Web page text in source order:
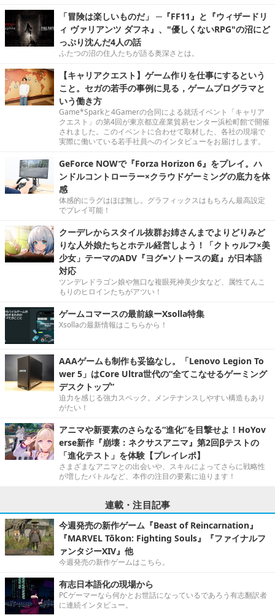
「冒険は楽しいものだ」 ─『FF11』と『ウィザードリ
ィ ヴァリアンツ ダフネ』、"優しくないRPG"の沼にど
っぷり沈んだ4人の話
ふたつの沼の住人たちが語る奥深さとは。
【キャリアクエスト】ゲーム作りを仕事にするという
こと。セガの若手の事例に見る，ゲームプログラマと
いう働き方
Game*Sparkと4Gamerの合同による就活イベント「キャリア
クエスト」の第4回が東京都立産業貿易センター浜松町館で開催
されました。このイベントに合わせて取材した、各社の現場で
実際に働いている若手社員へのインタビューをお届けします。
GeForce NOWで『Forza Horizon 6』をプレイ。ハ
ンドルコントローラー×クラウドゲーミングの底力を体
感
体感的にラグはほぼ無し。グラフィックスはもちろん最高設定
でプレイ可能！
クーデレからスタイル抜群お姉さんまでよりどりみど
りな人外娘たちとホテル経営しよう！「クトゥルフ×美
少女」テーマのADV『ヨグ=ソトースの庭』が日本語
対応
ツンデレドラゴン娘や無口な複眼死神美少女など、属性てんこ
もりのヒロインたちがアツい！
ゲームコマースの最前線ーXsolla特集
Xsollaの最新情報はこちらから！
AAAゲームも制作も妥協なし。「Lenovo Legion To
wer 5」はCore Ultra世代の“全てこなせるゲーミング
デスクトップ”
迫力を感じる強力スペック。メンテナンスしやすい構造もあり
がたい！
アニマや新要素のさらなる“進化”を目撃せよ！HoYov
erse新作『崩壊：ネクサスアニマ』第2回βテストの
「進化テスト」を体験【プレイレポ】
さまざまなアニマとの出会いや、スキルによってさらに戦略性
が増したバトルなど、本作の注目の要素に迫ります！
連載・注目記事
今週発売の新作ゲーム『Beast of Reincarnation』
『MARVEL Tōkon: Fighting Souls』『ファイナルフ
ァンタジーXIV』他
今週発売の新作ゲームはこちら。
有志日本語化の現場から
PCゲーマーなら何かとお世話になっているであろう有志翻訳者
に連続インタビュー。